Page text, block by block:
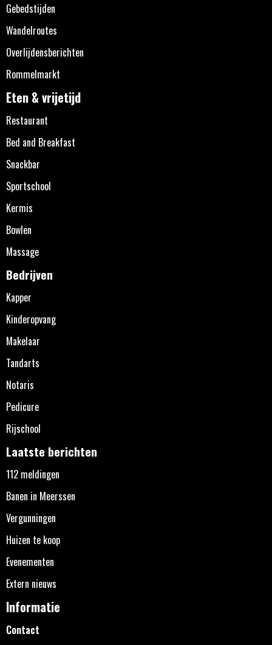
Gebedstijden
Wandelroutes
Overlijdensberichten
Rommelmarkt
Eten & vrijetijd
Restaurant
Bed and Breakfast
Snackbar
Sportschool
Kermis
Bowlen
Massage
Bedrijven
Kapper
Kinderopvang
Makelaar
Tandarts
Notaris
Pedicure
Rijschool
Laatste berichten
112 meldingen
Banen in Meerssen
Vergunningen
Huizen te koop
Evenementen
Extern nieuws
Informatie
Contact